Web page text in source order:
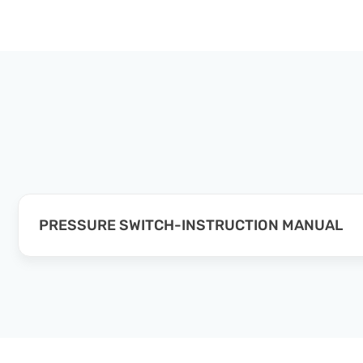
PRESSURE SWITCH-INSTRUCTION MANUAL